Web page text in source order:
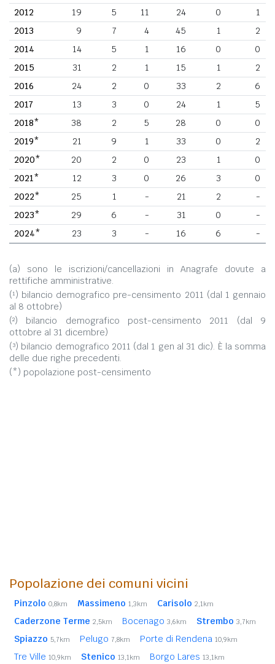
2012
19 5 11 24 0
1
2013
9 7 4 45 1
2
2014
14 5 1 16 0
0
2015
31 2 1 15 1
2
2016
24 2 0 33 2
6
2017
13 3 0 24 1
5
2018*
38 2 5 28 0
0
2019*
21 9 1 33 0
2
2020*
20 2 0 23 1
0
2021*
12 3 0 26 3
0
2022*
25 1 - 21 2
-
2023*
29 6 - 31 0
-
2024*
23 3 - 16 6 -
(a) sono le iscrizioni/cancellazioni in Anagrafe dovute a
rettifiche amministrative.
(¹) bilancio demografico pre-censimento 2011 (dal 1 gennaio
al 8 ottobre)
(²) bilancio demografico post-censimento 2011 (dal 9
ottobre al 31 dicembre)
(³) bilancio demografico 2011 (dal 1 gen al 31 dic). È la somma
delle due righe precedenti.
(*) popolazione post-censimento
Popolazione dei comuni vicini
Pinzolo 0,8km Massimeno 1,3km Carisolo 2,1km
Caderzone Terme 2,5km Bocenago 3,6km Strembo 3,7km
Spiazzo 5,7km Pelugo 7,8km Porte di Rendena 10,9km
Tre Ville 10,9km Stenico 13,1km Borgo Lares 13,1km